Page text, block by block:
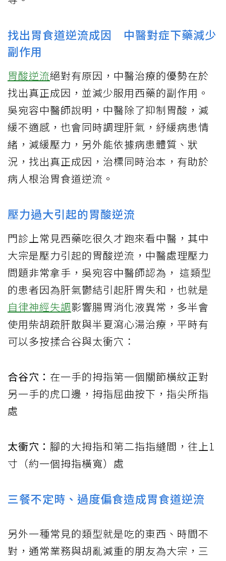
找出胃食道逆流成因 中醫對症下藥減少
副作用
胃酸逆流絕對有原因，中醫治療的優勢在於
找出真正成因，並減少服用西藥的副作用。
吳宛容中醫師說明，中醫除了抑制胃酸，減
緩不適感，也會同時調理肝氣，紓緩病患情
緒，減緩壓力，另外能依據病患體質、狀
況，找出真正成因，治標同時治本，有助於
病人根治胃食道逆流。
壓力過大引起的胃酸逆流
門診上常見西藥吃很久才跑來看中醫，其中
大宗是壓力引起的胃酸逆流，中醫處理壓力
問題非常拿手，吳宛容中醫師認為， 這類型
的患者因為肝氣鬱結引起肝胃失和，也就是
自律神經失調影響腸胃消化液異常，多半會
使用柴胡疏肝散與半夏瀉心湯治療，平時有
可以多按揉合谷與太衝穴：
合谷穴： 在一手的拇指第一個關節橫紋正對
另一手的虎口邊，拇指屈曲按下，指尖所指
處
太衝穴： 腳的大拇指和第二指指縫間，往上1
寸（約一個拇指橫寬）處
三餐不定時、過度偏食造成胃食道逆流
另外一種常見的類型就是吃的東西、時間不
對，通常業務與胡亂減重的朋友為大宗，三